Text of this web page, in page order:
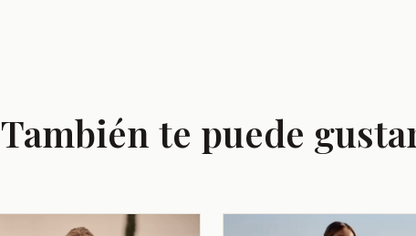
También te puede